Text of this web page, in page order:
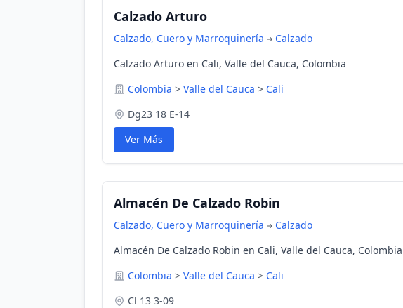
Calzado Arturo
Calzado, Cuero y Marroquinería
Calzado
Calzado Arturo en Cali, Valle del Cauca, Colombia
Colombia > Valle del Cauca > Cali
Dg23 18 E-14
Ver Más
Almacén De Calzado Robin
Calzado, Cuero y Marroquinería
Calzado
Almacén De Calzado Robin en Cali, Valle del Cauca, Colombia
Colombia > Valle del Cauca > Cali
Cl 13 3-09